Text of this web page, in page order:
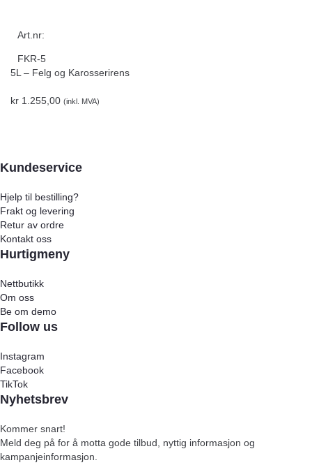
Art.nr:
FKR-5
5L – Felg og Karosserirens
kr 1.255,00 (inkl. MVA)
Kundeservice
Hjelp til bestilling?
Frakt og levering
Retur av ordre
Kontakt oss
Hurtigmeny
Nettbutikk
Om oss
Be om demo
Follow us
Instagram
Facebook
TikTok
Nyhetsbrev
Kommer snart!
Meld deg på for å motta gode tilbud, nyttig informasjon og
kampanjeinformasjon.